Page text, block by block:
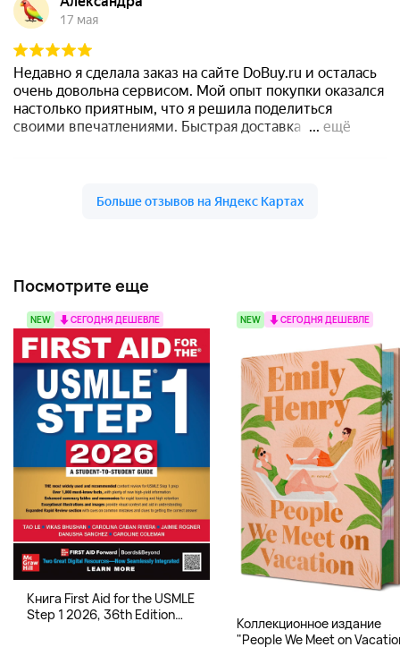
Посмотрите еще
NEW СЕГОДНЯ ДЕШЕВЛЕ
Книга First Aid for the USMLE
Step 1 2026, 36th Edition
NEW СЕГОДНЯ ДЕШЕВЛЕ
Коллекционное издание
"People We Meet on